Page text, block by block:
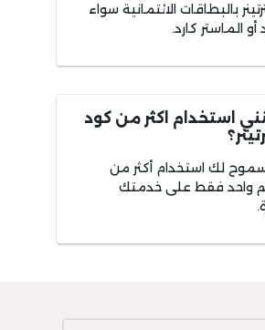
بالبطاقات الائتمانية سواء
أو الماستر كارد.
استخدام اكثر من كود
لك استخدام أكثر من
واحد فقط على خدمتك